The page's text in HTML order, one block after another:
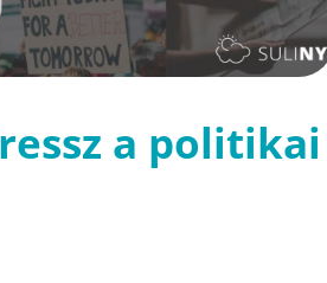
a politikai